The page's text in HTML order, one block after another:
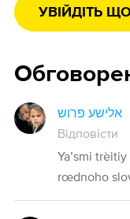
УВІЙДІТЬ
אלישע פרוש
Відповісти
Ya’smi
rœdnoho